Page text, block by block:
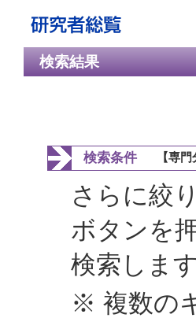
検索結果
検索条件 【専
さらに絞
ボタンを
検索します
※ 複数の